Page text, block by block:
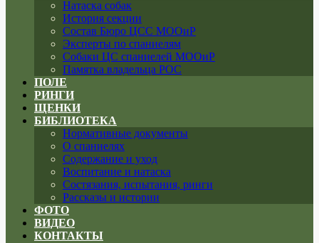
Натаска собак
История секции
Состав Бюро ЦСС МООиР
Эксперты по спаниелям
Собаки ЦС спаниелей МООиР
Памятка владельца РОС
ПОЛЕ
РИНГИ
ЩЕНКИ
БИБЛИОТЕКА
Нормативные документы
О спаниелях
Содержание и уход
Воспитание и натаска
Состязания, испытания, ринги
Рассказы и истории
ФОТО
ВИДЕО
КОНТАКТЫ